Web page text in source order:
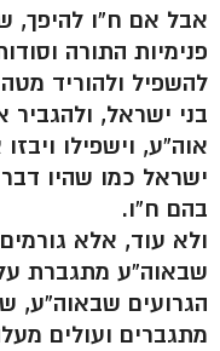
אבל אם ח”ו
פנימיות התורה
להשפיל ולהוריד
בני ישראל,
אוה”ע, וישפילו
ישראל כמו שהיו
בהם ח”ו.
ולא עוד, אלא
שבאוה”ע מתגברת
הגרועים שבאוה”ע,
מתגברים ועולים